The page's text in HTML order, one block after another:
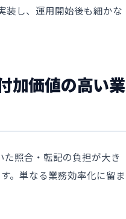
装し、運用開始後も細かな
加価値の高い業
照合・転記の負担が大き
。単なる業務効率化に留ま